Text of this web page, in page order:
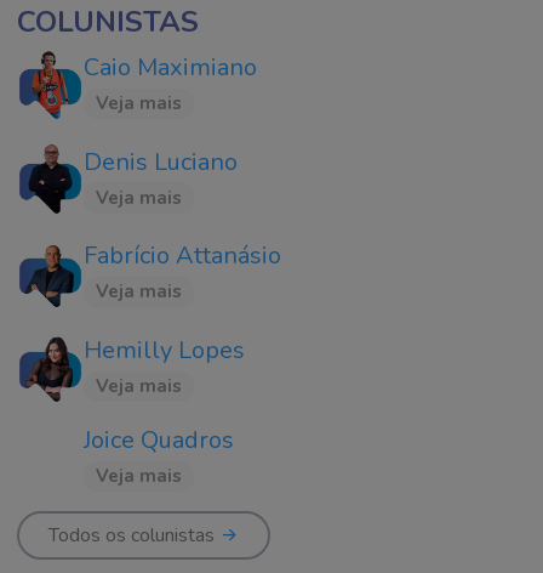
COLUNISTAS
Caio Maximiano
Veja mais
Denis Luciano
Veja mais
Fabrício Attanásio
Veja mais
Hemilly Lopes
Veja mais
Joice Quadros
Veja mais
Todos os colunistas